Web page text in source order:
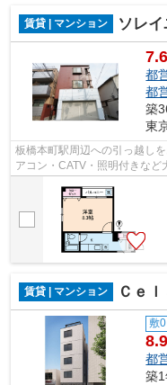
賃貸 | マンション ソレ
都
都
築
東
板橋本町駅周辺への引っ越し
アコン・CATV・照明付きな
賃貸 | マンション Ｃｅｌ
敷0
都
築